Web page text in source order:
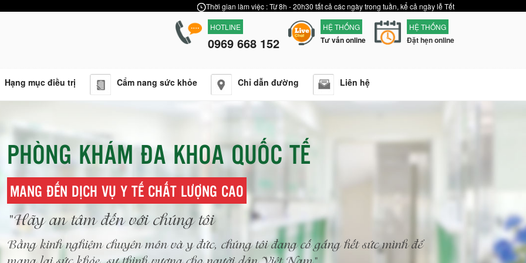
Thời gian làm việc : Từ 8h - 20h30 tất cả các ngày trong tuần, kể cả ngày lễ Tết
HOTLINE
0969 668 152
HỆ THỐNG
Tư vấn online
HỆ THỐNG
Đặt hẹn online
Hạng mục điều trị Cẩm nang sức khỏe Chỉ dẫn đường Liên hệ
PHÒNG KHÁM ĐA KHOA QUỐC TẾ
MANG ĐẾN DỊCH VỤ Y TẾ CHẤT LƯỢNG CAO
"Hãy an tâm đến với chúng tôi
Bằng kinh nghiệm chuyên môn và y đức, chúng tôi đang cố gắng hết sức mình để
mang lại sức khỏe, sự thịnh vượng cho người dân Việt Nam"